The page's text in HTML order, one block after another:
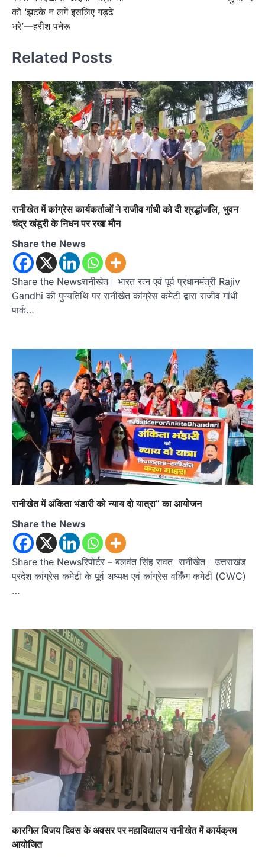
को ‘झटके न लगें इसलिए गड्ढे
भरे’—हरीश पनेरू
Related Posts
रानीखेत में कांग्रेस कार्यकर्ताओं ने राजीव गांधी को दी श्रद्धांजलि, भुवन
चंद्र खंडूरी के निधन पर रखा मौन
Share the News
Share the Newsरानीखेत। भारत रत्न एवं पूर्व प्रधानमंत्री Rajiv
Gandhi की पुण्यतिथि पर रानीखेत कांग्रेस कमेटी द्वारा राजीव गांधी
पार्क…
रानीखेत में अंकिता भंडारी को न्याय दो यात्रा” का आयोजन
Share the News
Share the Newsरिपोर्टर – बलवंत सिंह रावत रानीखेत। उत्तराखंड
प्रदेश कांग्रेस कमेटी के पूर्व अध्यक्ष एवं कांग्रेस वर्किंग कमेटी (CWC)
…
कारगिल विजय दिवस के अवसर पर महाविद्यालय रानीखेत में कार्यक्रम
आयोजित
उत्तराखण्ड
हल्द्वानी में खड़गे का हुंकार, नौकरियों से लेकर
संविधान और भ्रष्टाचार तक भाजपा को घेरा
3
उत्तराखण्ड
खड़गे की रैली से पहले हल्द्वानी में सियासी
घमासान, एसएसपी कार्यालय में धरने पर बैठे
कांग्रेस नेता
Admin August 8, 2026
कांग्रेस कार्यकर्ताओं की बसें रोकने का आरोप, एसएसपी
ऑफिस में धरने पर बैठे गोदियाल और…
4
अल्मोड़ा उत्तराखण्ड कुमाऊं ख़बरें धार्मिक
मानिला देवी मंदिर में श्रीमद्भागवत कथा के चतुर्थ
दिवस धूमधाम से मनाया गया श्रीकृष्ण जन्मोत्सव,
राज्य मंत्री कैलाश पंत ने किया कथा श्रवण
Admin August 6, 2026
रानीखेत। मानिला देवी मंदिर, कमराड़/विनायक क्षेत्र में
आयोजित श्रीमद्भागवत कथा के चतुर्थ दिवस गुरुवार को…